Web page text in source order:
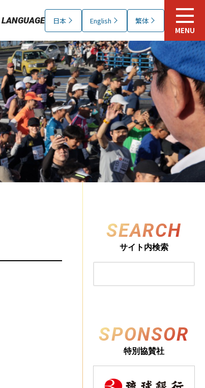
LANGUAGE 日本 English
繁体
MENU
SEARCH
サイト内検索
SPONSOR
特別協賛社